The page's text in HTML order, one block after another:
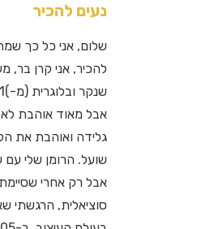
נעים להכיר
שלום, אני כל כך
אבל מאוד אוהבת
גלידה ואוהבת את
שועל. הרומן שלי עם
אבל רק אחרי
סוציאלית, הרגשתי